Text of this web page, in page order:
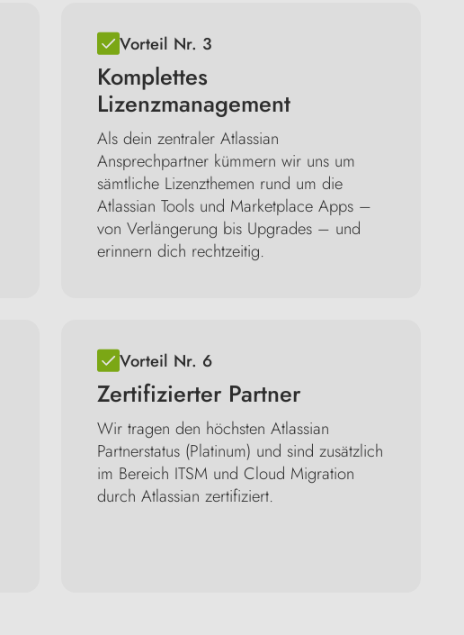
Vorteil Nr. 3
Komplettes
Lizenzmanagement
Als dein zentraler Atlassian
Ansprechpartner kümmern wir uns um
sämtliche Lizenzthemen rund um die
Atlassian Tools und Marketplace Apps –
von Verlängerung bis Upgrades – und
erinnern dich rechtzeitig.
Vorteil Nr. 6
Zertifizierter Partner
Wir tragen den höchsten Atlassian
Partnerstatus (Platinum) und sind zusätzlich
im Bereich ITSM und Cloud Migration
durch Atlassian zertifiziert.